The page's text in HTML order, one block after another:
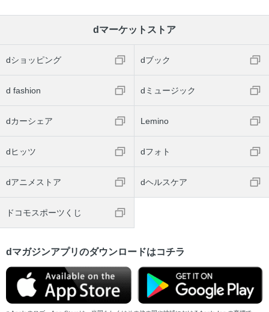
dマーケットストア
dショッピング dブック
d fashion dミュージック
dカーシェア Lemino
dヒッツ dフォト
dアニメストア dヘルスケア
ドコモスポーツくじ
dマガジンアプリのダウンロードはコチラ